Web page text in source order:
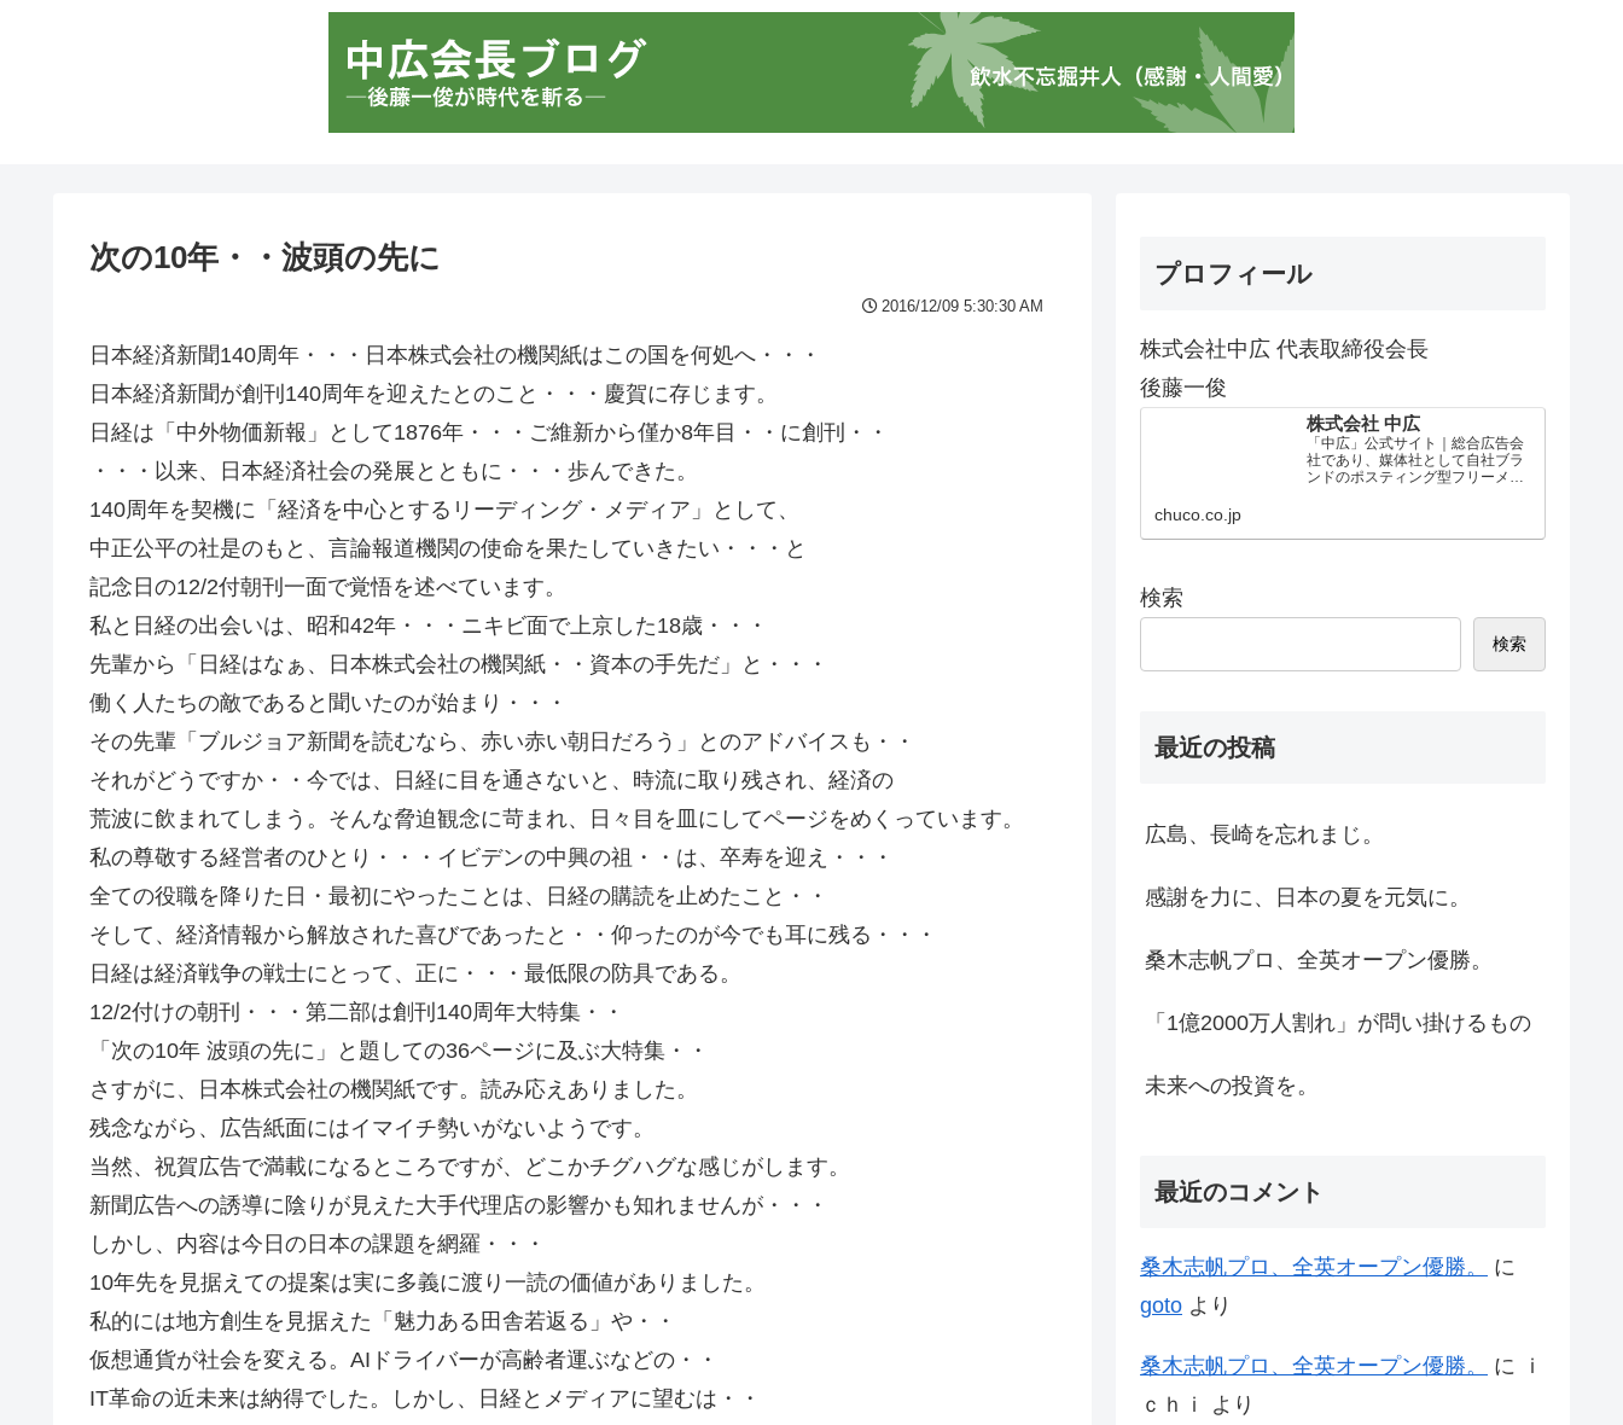
次の10年・・波頭の先に
2016/12/09 5:30:30 AM
日本経済新聞140周年・・・日本株式会社の機関紙はこの国を何処へ・・・
日本経済新聞が創刊140周年を迎えたとのこと・・・慶賀に存じます。
日経は「中外物価新報」として1876年・・・ご維新から僅か8年目・・に創刊・・
・・・以来、日本経済社会の発展とともに・・・歩んできた。
140周年を契機に「経済を中心とするリーディング・メディア」として、
中正公平の社是のもと、言論報道機関の使命を果たしていきたい・・・と
記念日の12/2付朝刊一面で覚悟を述べています。
私と日経の出会いは、昭和42年・・・ニキビ面で上京した18歳・・・
先輩から「日経はなぁ、日本株式会社の機関紙・・資本の手先だ」と・・・
働く人たちの敵であると聞いたのが始まり・・・
その先輩「ブルジョア新聞を読むなら、赤い赤い朝日だろう」とのアドバイスも・・
それがどうですか・・今では、日経に目を通さないと、時流に取り残され、経済の
荒波に飲まれてしまう。そんな脅迫観念に苛まれ、日々目を皿にしてページをめくっています。
私の尊敬する経営者のひとり・・・イビデンの中興の祖・・は、卒寿を迎え・・・
全ての役職を降りた日・最初にやったことは、日経の購読を止めたこと・・
そして、経済情報から解放された喜びであったと・・仰ったのが今でも耳に残る・・・
日経は経済戦争の戦士にとって、正に・・・最低限の防具である。
12/2付けの朝刊・・・第二部は創刊140周年大特集・・
「次の10年 波頭の先に」と題しての36ページに及ぶ大特集・・
さすがに、日本株式会社の機関紙です。読み応えありました。
残念ながら、広告紙面にはイマイチ勢いがないようです。
当然、祝賀広告で満載になるところですが、どこかチグハグな感じがします。
新聞広告への誘導に陰りが見えた大手代理店の影響かも知れませんが・・・
しかし、内容は今日の日本の課題を網羅・・・
10年先を見据えての提案は実に多義に渡り一読の価値がありました。
私的には地方創生を見据えた「魅力ある田舎若返る」や・・
仮想通貨が社会を変える。AIドライバーが高齢者運ぶなどの・・
IT革命の近未来は納得でした。しかし、日経とメディアに望むは・・
プロフィール
株式会社中広 代表取締役会長
後藤一俊
株式会社 中広
「中広」公式サイト｜総合広告会
社であり、媒体社として自社ブラ
ンドのポスティング型フリーメデ
chuco.co.jp
検索
検索
最近の投稿
広島、長崎を忘れまじ。
感謝を力に、日本の夏を元気に。
桑木志帆プロ、全英オープン優勝。
「1億2000万人割れ」が問い掛けるもの
未来への投資を。
最近のコメント
桑木志帆プロ、全英オープン優勝。
に
goto より
桑木志帆プロ、全英オープン優勝。 に
ｉ
ｃｈｉ
より